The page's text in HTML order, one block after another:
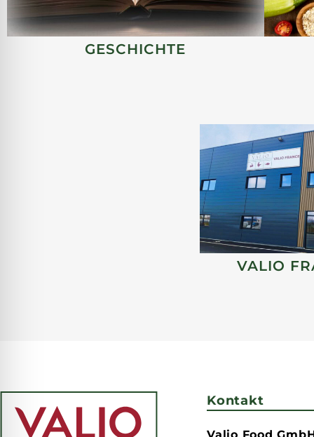
GESCHICHTE
VALIO
Kontakt
Valio Food